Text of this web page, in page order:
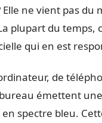
Elle ne vient pas du
plupart du temps,
qui en est
de
émettent une
spectre bleu.